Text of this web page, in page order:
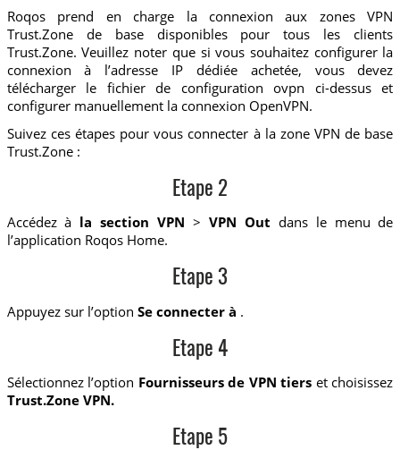
Roqos prend en charge la connexion aux zones VPN
Trust.Zone de base disponibles pour tous les clients
Trust.Zone. Veuillez noter que si vous souhaitez configurer la
connexion à l’adresse IP dédiée achetée, vous devez
télécharger le fichier de configuration ovpn ci-dessus et
configurer manuellement la connexion OpenVPN.
Suivez ces étapes pour vous connecter à la zone VPN de base
Trust.Zone :
Etape 2
Accédez à la section VPN > VPN Out dans le menu de
l’application Roqos Home.
Etape 3
Appuyez sur l’option Se connecter à .
Etape 4
Sélectionnez l’option Fournisseurs de VPN tiers et choisissez
Trust.Zone VPN.
Etape 5